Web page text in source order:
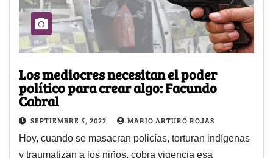
Los mediocres necesitan el poder
político para crear algo: Facundo
Cabral
SEPTIEMBRE 5, 2022 MARIO ARTURO ROJAS
Hoy, cuando se masacran policías, torturan indígenas
y traumatizan a los niños, cobra vigencia esa